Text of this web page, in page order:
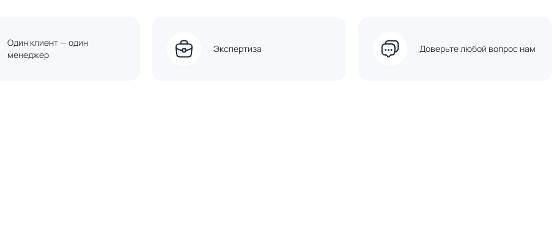
Один клиент — один
менеджер
Экспертиза Доверьте любой вопрос нам